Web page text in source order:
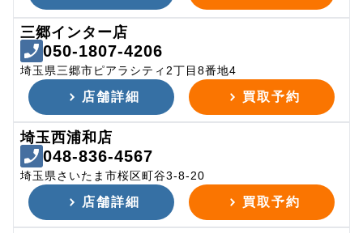
三郷インター店
050-1807-4206
埼玉県三郷市ピアラシティ2丁目8番地4
店舗詳細 買取予約
埼玉西浦和店
048-836-4567
埼玉県さいたま市桜区町谷3-8-20
店舗詳細 買取予約